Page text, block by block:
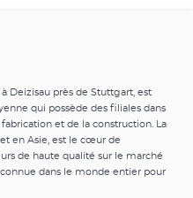
Deizisau près de Stuttgart, est
qui possède des filiales dans
et de la construction. La
en Asie, est le cœur de
de haute qualité sur le marché
dans le monde entier pour